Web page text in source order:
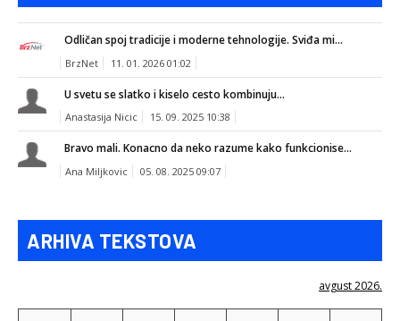
Odličan spoj tradicije i moderne tehnologije. Sviđa mi...
BrzNet 11. 01. 2026 01:02
U svetu se slatko i kiselo cesto kombinuju...
Anastasija Nicic 15. 09. 2025 10:38
Bravo mali. Konacno da neko razume kako funkcionise...
Ana Miljkovic 05. 08. 2025 09:07
ARHIVA TEKSTOVA
avgust 2026.